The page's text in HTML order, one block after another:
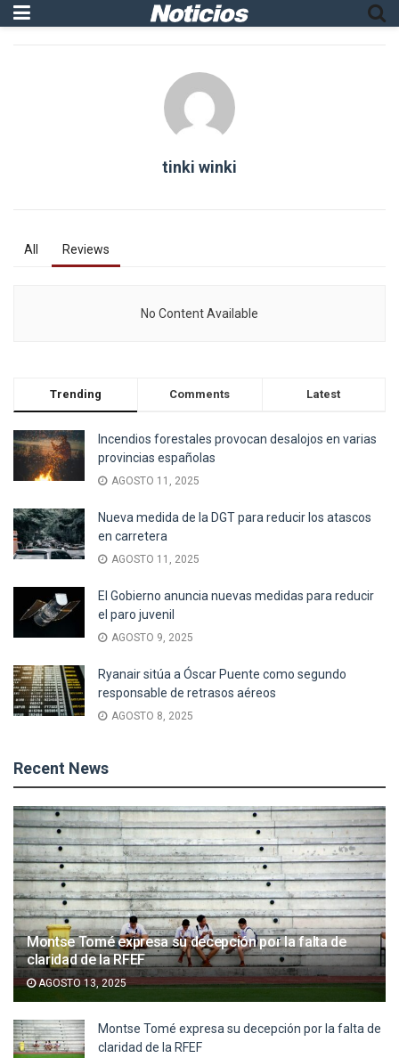
tinki winki
All Reviews
No Content Available
Trending Comments Latest
Incendios forestales provocan desalojos en varias
provincias españolas
AGOSTO 11, 2025
Nueva medida de la DGT para reducir los atascos
en carretera
AGOSTO 11, 2025
El Gobierno anuncia nuevas medidas para reducir
el paro juvenil
AGOSTO 9, 2025
Ryanair sitúa a Óscar Puente como segundo
responsable de retrasos aéreos
AGOSTO 8, 2025
Recent News
Montse Tomé expresa su decepción por la falta de
claridad de la RFEF
AGOSTO 13, 2025
Montse Tomé expresa su decepción por la falta de
claridad de la RFEF